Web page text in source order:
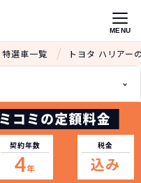
MENU
特選車一覧 トヨタ ハリアー
契約年数
4年
税金
込み